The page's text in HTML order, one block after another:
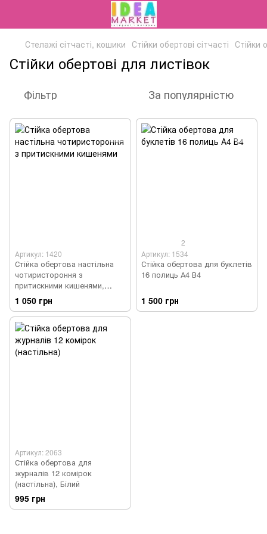
Стелажі сітчасті, кошики Стійки обертові сітчасті Стійки
Стійки обертові для листівок
Фільтр За популярністю
Артикул: 1420
Стійка обертова настільна
чотиристороння з
притискними кишенями,
Білий
1 050 грн
2
Артикул: 1534
Стійка обертова для буклетів
16 полиць А4 В4
1 500 грн
Артикул: 2063
Стійка обертова для
журналів 12 комірок
(настільна), Білий
995 грн